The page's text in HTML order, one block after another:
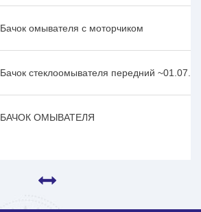
Бачок омывателя с моторчиком
Бачок стеклоомывателя передний ~01.07.93
БАЧОК ОМЫВАТЕЛЯ